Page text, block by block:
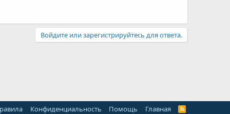
Войдите или зарегистрируйтесь для ответа.
Конфиденциальность Помощь Главная